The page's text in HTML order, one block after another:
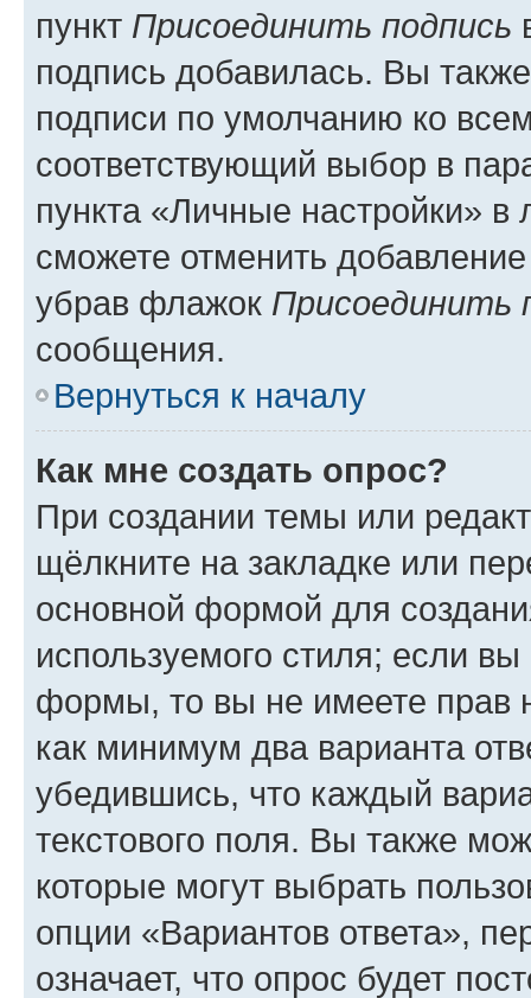
пункт Присоединить подпись
подпись добавилась. Вы
подписи по умолчанию ко
соответствующий выбор в
пункта «Личные настройки»
сможете отменить
убрав флажок Присоединить
сообщения.
Вернуться к началу
Как мне создать опрос?
При создании темы или
щёлкните на закладке или
основной формой для
используемого стиля; если
формы, то вы не имеете прав
как минимум два варианта
убедившись, что каждый
текстового поля. Вы также
которые могут выбрать
опции «Вариантов ответа»,
означает, что опрос будет